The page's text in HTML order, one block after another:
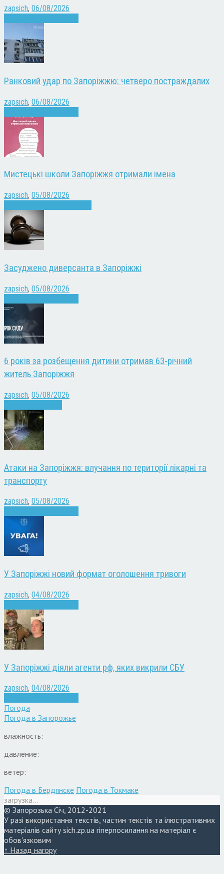
zapsich, 06/08/2026
Ранковий удар по Запоріжжю: четверо постраждалих
zapsich, 06/08/2026
Мистецькі школи Запоріжжя отримали імена
zapsich, 05/08/2026
Засуджено диверсанта в Запоріжжі
zapsich, 05/08/2026
6 років за розбещення дитини отримав 63-річний
житель Запоріжжя
zapsich, 05/08/2026
Атаки на Запоріжжя: влучання по території лікарні та
транспорту
zapsich, 05/08/2026
У Запоріжжі новий формат оголошення тривоги
zapsich, 04/08/2026
У Запоріжжі діяли агенти рф, яких викрили СБУ
zapsich, 04/08/2026
Погода
Погода в Запорожье
влажность:
давление:
ветер:
Погода в Бердянске Погода в Токмаке
загрузка...
© Запорозька Січ, 2012-2021
У разі використання текстів, частин текстів та ілюстративних
матеріалів сайту sich.zp.ua гіперпосилання на матеріал є
обов'язковим
↑ Назад нагору